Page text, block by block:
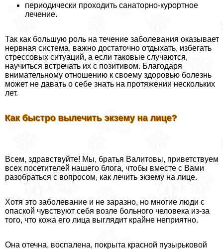
периодически проходить санаторно-курортное
лечение.
Так как большую роль на течение заболевания оказывает
нервная система, важно достаточно отдыхать, избегать
стрессовых ситуаций, а если таковые случаются,
научиться встречать их с позитивом. Благодаря
внимательному отношению к своему здоровью болезнь
может не давать о себе знать на протяжении нескольких
лет.
Как быстро вылечить экзему на лице?
Всем, здравствуйте! Мы, братья Валитовы, приветствуем
всех посетителей нашего блога, чтобы вместе с Вами
разобраться с вопросом, как лечить экзему на лице.
Хотя это заболевание и не заразно, но многие люди с
опаской чувствуют себя возле больного человека из-за
того, что кожа его лица выглядит крайне неприятно.
Она отечна, воспалена, покрыта красной пузырьковой